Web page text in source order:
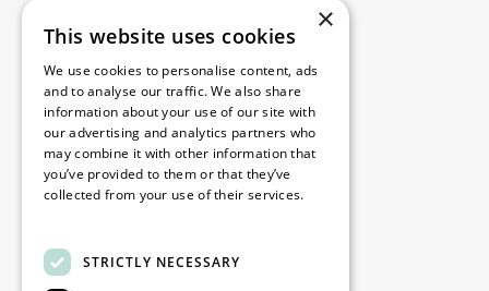
Juridique
Disclaimer
Politique de confidentialité
Cookie Policy
Contact
×
This website uses cookies
We use cookies to personalise content, ads
and to analyse our traffic. We also share
information about your use of our site with
our advertising and analytics partners who
may combine it with other information that
you’ve provided to them or that they’ve
collected from your use of their services.
STRICTLY NECESSARY